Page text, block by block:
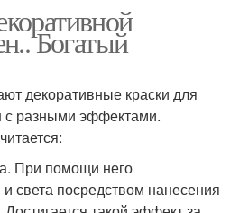
Богатый
декоративные краски для
с разными эффектами.
При помощи него
света посредством нанесения